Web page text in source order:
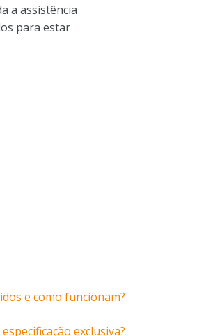
a assistência
para estar
e como funcionam?
exclusiva?